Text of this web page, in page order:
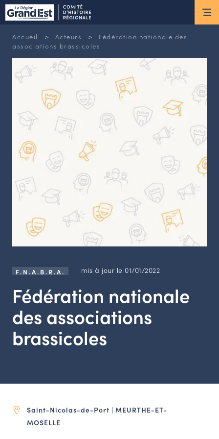
ESPACE MEMBRE
Actus
ACTUALITÉS DU MOMENT
RETOUR SUR LES DERNIÈRES
NEWSLETTERS
INSCRIPTION À LA NEWSLETTER
Nous connaître
LES MISSIONS DU CHR
L’ÉQUIPE DU CHR
LE CONSEIL DES ASSOCIATIONS
LE CONSEIL SCIENTIFIQUE
LES ACTIONS PHARES
CONTACT
Agenda
Annuaire
Ressources
OUTILS EN LIGNE
Espace acteurs
Accueil > Acteurs >
Fédération nationale des
associations brassicoles
F.N.A.B.R.A. | mis à jour le 01/01/2022
Fédération nationale
des associations
brassicoles
Saint-Nicolas-de-Port | MEURTHE-ET-
MOSELLE